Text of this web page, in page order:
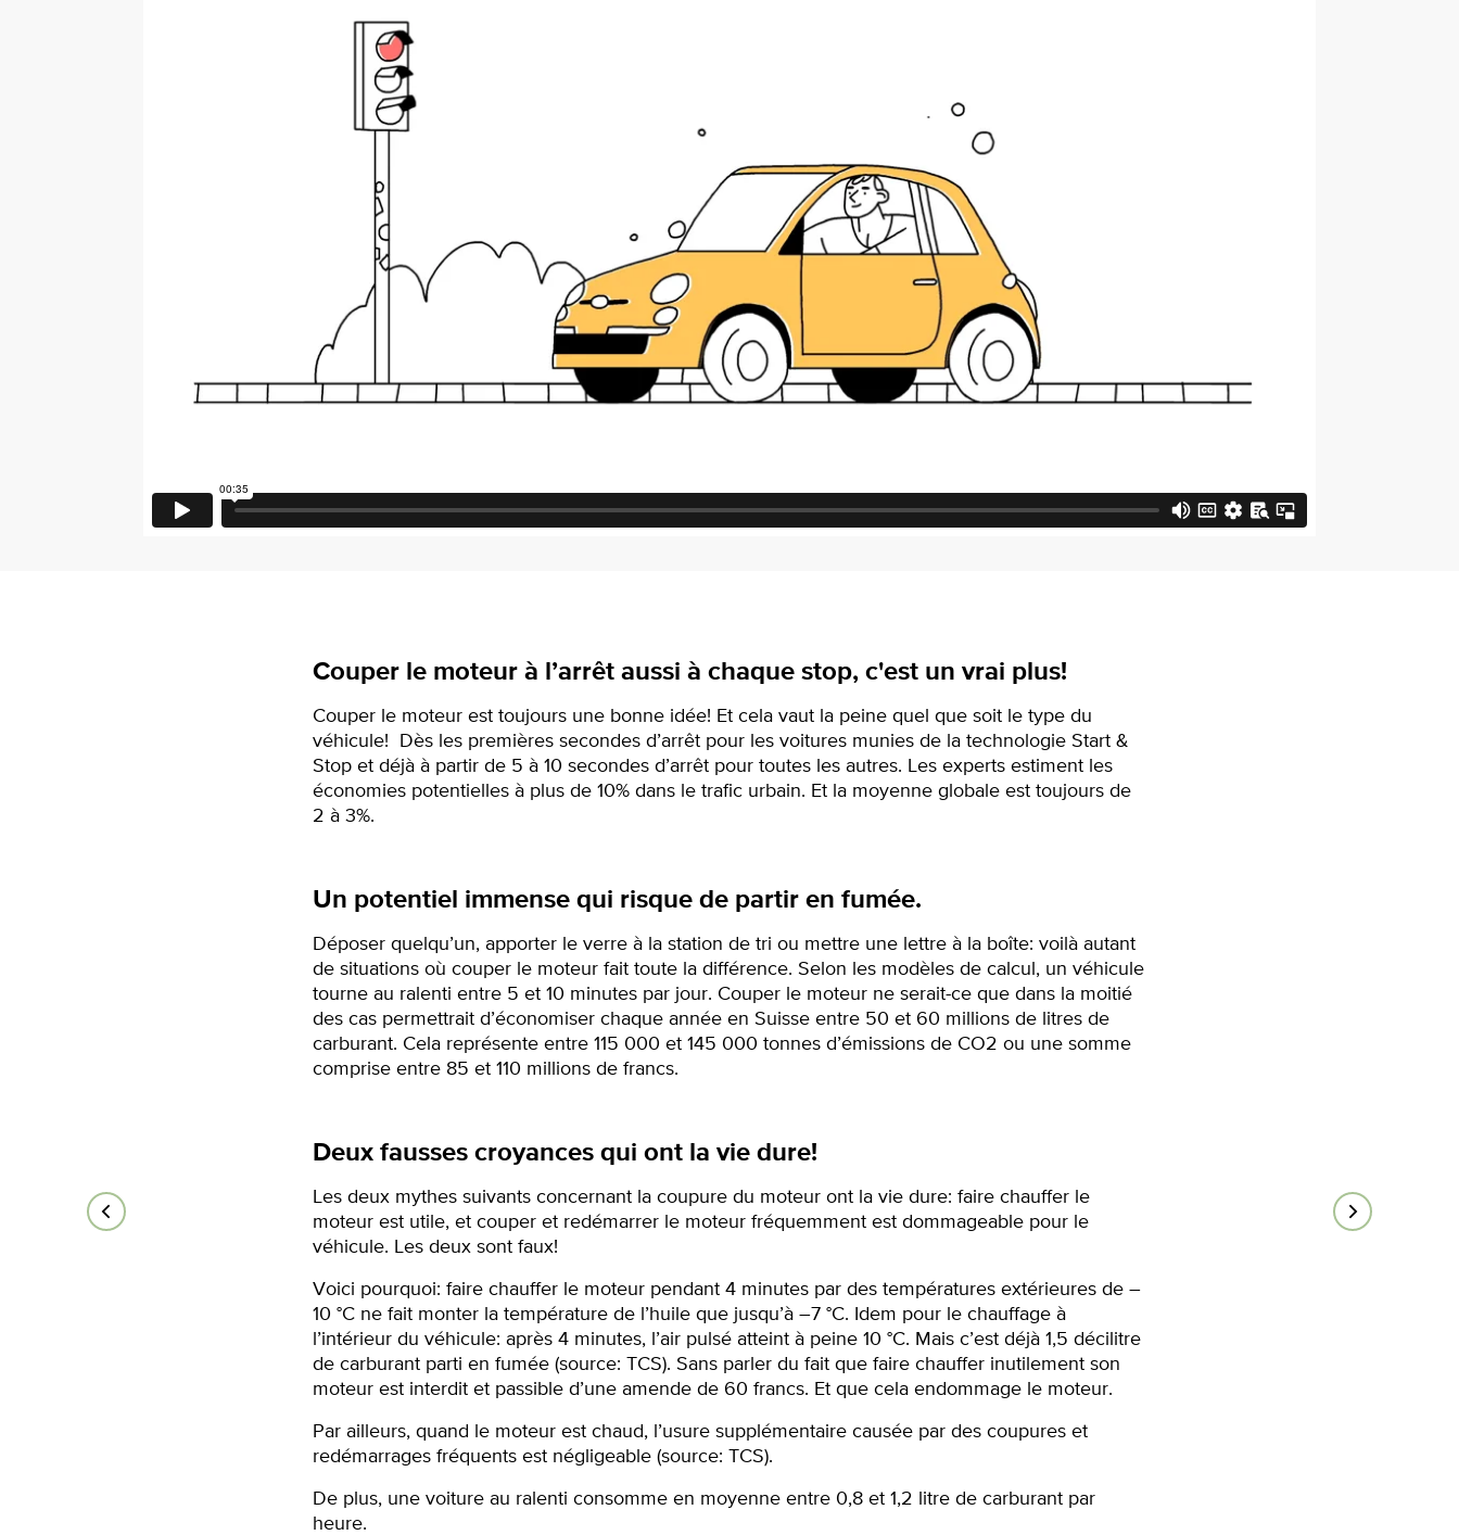
Couper le moteur à l’arrêt aussi à chaque stop, c'est un vrai plus!
Couper le moteur est toujours une bonne idée! Et cela vaut la peine quel que soit le type du
véhicule! Dès les premières secondes d’arrêt pour les voitures munies de la technologie Start &
Stop et déjà à partir de 5 à 10 secondes d’arrêt pour toutes les autres. Les experts estiment les
économies potentielles à plus de 10% dans le trafic urbain. Et la moyenne globale est toujours de
2 à 3%.
Un potentiel immense qui risque de partir en fumée.
Déposer quelqu’un, apporter le verre à la station de tri ou mettre une lettre à la boîte: voilà autant
de situations où couper le moteur fait toute la différence. Selon les modèles de calcul, un véhicule
tourne au ralenti entre 5 et 10 minutes par jour. Couper le moteur ne serait-ce que dans la moitié
des cas permettrait d’économiser chaque année en Suisse entre 50 et 60 millions de litres de
carburant. Cela représente entre 115 000 et 145 000 tonnes d’émissions de CO2 ou une somme
comprise entre 85 et 110 millions de francs.
Deux fausses croyances qui ont la vie dure!
Les deux mythes suivants concernant la coupure du moteur ont la vie dure: faire chauffer le
moteur est utile, et couper et redémarrer le moteur fréquemment est dommageable pour le
véhicule. Les deux sont faux!
Voici pourquoi: faire chauffer le moteur pendant 4 minutes par des températures extérieures de –
10 °C ne fait monter la température de l’huile que jusqu’à –7 °C. Idem pour le chauffage à
l’intérieur du véhicule: après 4 minutes, l’air pulsé atteint à peine 10 °C. Mais c’est déjà 1,5 décilitre
de carburant parti en fumée (source: TCS). Sans parler du fait que faire chauffer inutilement son
moteur est interdit et passible d’une amende de 60 francs. Et que cela endommage le moteur.
Par ailleurs, quand le moteur est chaud, l’usure supplémentaire causée par des coupures et
redémarrages fréquents est négligeable (source: TCS).
De plus, une voiture au ralenti consomme en moyenne entre 0,8 et 1,2 litre de carburant par
heure.